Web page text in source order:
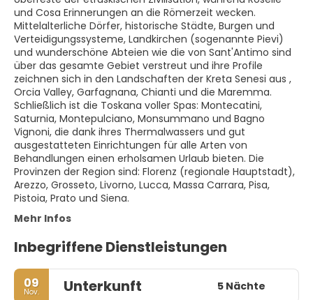
und Cosa Erinnerungen an die Römerzeit wecken.
Mittelalterliche Dörfer, historische Städte, Burgen und
Verteidigungssysteme, Landkirchen (sogenannte Pievi)
und wunderschöne Abteien wie die von Sant'Antimo sind
über das gesamte Gebiet verstreut und ihre Profile
zeichnen sich in den Landschaften der Kreta Senesi aus ,
Orcia Valley, Garfagnana, Chianti und die Maremma.
Schließlich ist die Toskana voller Spas: Montecatini,
Saturnia, Montepulciano, Monsummano und Bagno
Vignoni, die dank ihres Thermalwassers und gut
ausgestatteten Einrichtungen für alle Arten von
Behandlungen einen erholsamen Urlaub bieten. Die
Provinzen der Region sind: Florenz (regionale Hauptstadt),
Arezzo, Grosseto, Livorno, Lucca, Massa Carrara, Pisa,
Pistoia, Prato und Siena.
Mehr Infos
Inbegriffene Dienstleistungen
09
Nov. Unterkunft 5 Nächte